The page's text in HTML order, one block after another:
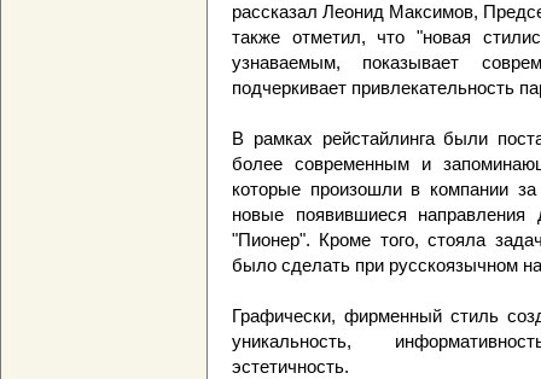
рассказал Леонид Максимов,
также отметил, что "новая
узнаваемым, показывает
подчеркивает привлекательность
В рамках рейстайлинга были
более современным и
которые произошли в компании
новые появившиеся
"Пионер". Кроме того, стояла
было сделать при русскоязычном
Графически, фирменный стиль
уникальность,
эстетичность.